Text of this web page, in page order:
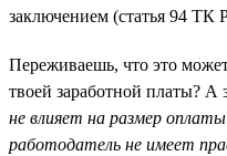
заключением (статья 94 ТК
Переживаешь, что это
твоей заработной платы? А
не влияет на размер
работодатель не имеет